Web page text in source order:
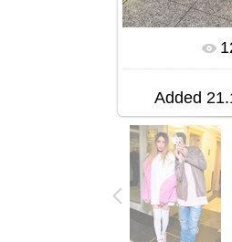
In
Added